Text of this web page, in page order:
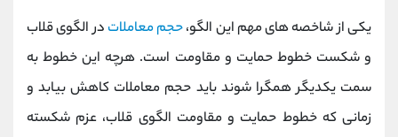
یکی از شاخصه های مهم این الگو،حجم معاملات در الگوی قلاب
و شکست خطوط حمایت و مقاومت است. هرچه این خطوط به
سمت یکدیگر همگرا شوند باید حجم معاملات کاهش بیابد و
زمانی که خطوط حمایت و مقاومت الگوی قلاب، عزم شکسته